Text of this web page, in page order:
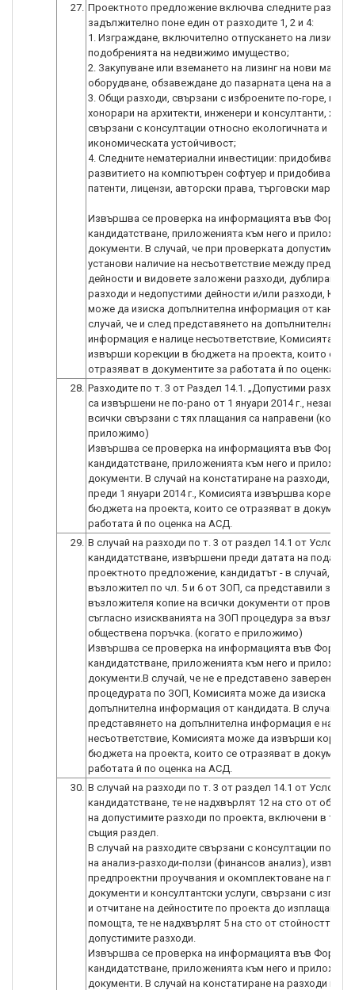
27. Проектното предложение включва следните
задължително поне един от разходите 1, 2 и 4:
1. Изграждане, включително отпускането на лизинг,
подобренията на недвижимо имущество;
2. Закупуване или вземането на лизинг на нови
оборудване, обзавеждане до пазарната цена на
3. Общи разходи, свързани с изброените по-горе,
хонорари на архитекти, инженери и консултанти,
свързани с консултации относно екологичната и
икономическата устойчивост;
4. Следните нематериални инвестиции:
развитието на компютърен софтуер и придобиването
патенти, лицензи, авторски права, търговски марки.
Извършва се проверка на информацията във
кандидатстване, приложенията към него и
документи. В случай, че при проверката допустимост
установи наличие на несъответствие между
дейности и видовете заложени разходи, дублиране на
разходи и недопустими дейности и/или разходи,
може да изиска допълнителна информация от
случай, че и след представянето на допълнителна
информация е налице несъответствие, Комисията
извърши корекции в бюджета на проекта, които се
отразяват в документите за работата й по оценка на
28. Разходите по т. 3 от Раздел 14.1. „Допустими
са извършени не по-рано от 1 януари 2014 г.,
всички свързани с тях плащания са направени (когато
приложимо)
Извършва се проверка на информацията във
кандидатстване, приложенията към него и
документи. В случай на констатиране на разходи,
преди 1 януари 2014 г., Комисията извършва корекции
бюджета на проекта, които се отразяват в
работата й по оценка на АСД.
29. В случай на разходи по т. 3 от раздел 14.1 от
кандидатстване, извършени преди датата на
проектното предложение, кандидатът - в случай, че е
възложител по чл. 5 и 6 от ЗОП, са представили
възложителя копие на всички документи от
съгласно изискванията на ЗОП процедура за
обществена поръчка. (когато е приложимо)
Извършва се проверка на информацията във
кандидатстване, приложенията към него и
документи.В случай, че не е представено заверено
процедурата по ЗОП, Комисията може да изиска
допълнителна информация от кандидата. В случай, че
представянето на допълнителна информация е налице
несъответствие, Комисията може да извърши
бюджета на проекта, които се отразяват в
работата й по оценка на АСД.
30. В случай на разходи по т. 3 от раздел 14.1 от
кандидатстване, те не надхвърлят 12 на сто от общия
на допустимите разходи по проекта, включени в т. 1,
същия раздел.
В случай на разходите свързани с консултации по
на анализ-разходи-ползи (финансов анализ),
предпроектни проучвания и окомплектоване на
документи и консултантски услуги, свързани с
и отчитане на дейностите по проекта до изплащане на
помощта, те не надхвърлят 5 на сто от стойността на
допустимите разходи.
Извършва се проверка на информацията във
кандидатстване, приложенията към него и
документи. В случай на констатиране на разходи по